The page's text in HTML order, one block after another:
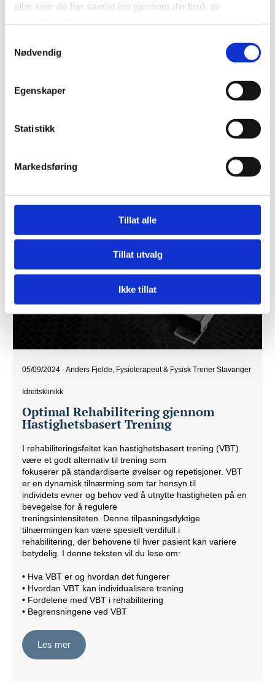
eller som de har samlet inn gjennom din bruk av
Nødvendig
Egenskaper
Statistikk
Markedsføring
Tillat alle
Tillat utvalg
Ikke tillat
05/09/2024 -Anders Fjelde, Fysioterapeut & Fysisk Trener Stavanger
Idrettsklinikk
Optimal Rehabilitering gjennom
Hastighetsbasert Trening
I rehabiliteringsfeltet kan hastighetsbasert trening (VBT)
være et godt alternativ til trening som
fokuserer på standardiserte øvelser og repetisjoner. VBT
er en dynamisk tilnærming som tar hensyn til
individets evner og behov ved å utnytte hastigheten på en
bevegelse for å regulere
treningsintensiteten. Denne tilpasningsdyktige
tilnærmingen kan være spesielt verdifull i
rehabilitering, der behovene til hver pasient kan variere
betydelig. I denne teksten vil du lese om:
• Hva VBT er og hvordan det fungerer
• Hvordan VBT kan individualisere trening
• Fordelene med VBT i rehabilitering
• Begrensningene ved VBT
Les mer